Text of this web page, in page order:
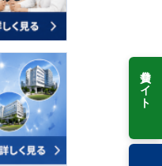
会員サイト